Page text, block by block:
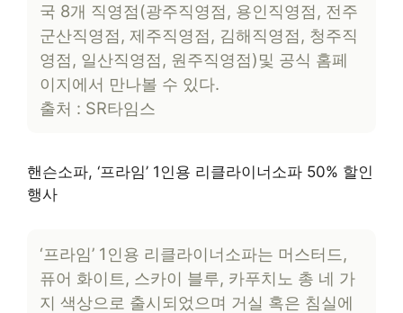
국 8개 직영점(광주직영점, 용인직영점, 전주
군산직영점, 제주직영점, 김해직영점, 청주직
영점, 일산직영점, 원주직영점)및 공식 홈페
이지에서 만나볼 수 있다.
출처 : SR타임스
핸슨소파, ‘프라임’ 1인용 리클라이너소파 50% 할인
행사
‘프라임’ 1인용 리클라이너소파는 머스터드,
퓨어 화이트, 스카이 블루, 카푸치노 총 네 가
지 색상으로 출시되었으며 거실 혹은 침실에